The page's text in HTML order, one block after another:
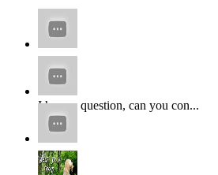
...
I have a question, can you con...
x
x...